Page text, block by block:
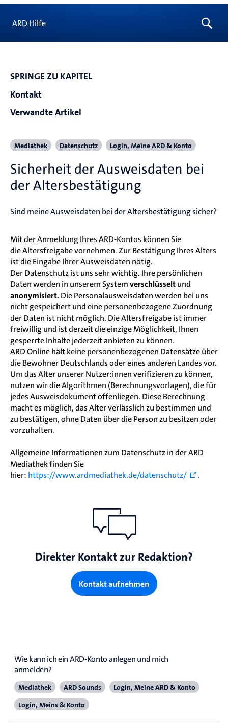
ARD Hilfe
SPRINGE ZU KAPITEL
Kontakt
Verwandte Artikel
Mediathek Datenschutz Login, Meine ARD & Konto
Sicherheit der Ausweisdaten bei
der Altersbestätigung
Sind meine Ausweisdaten bei der Altersbestätigung sicher?
Mit der Anmeldung Ihres ARD-Kontos können Sie
die Altersfreigabe vornehmen. Zur Bestätigung Ihres Alters
ist die Eingabe Ihrer Ausweisdaten nötig.
Der Datenschutz ist uns sehr wichtig. Ihre persönlichen
Daten werden in unserem System verschlüsselt und
anonymisiert. Die Personalausweisdaten werden bei uns
nicht gespeichert und eine personenbezogene Zuordnung
der Daten ist nicht möglich. Die Altersfreigabe ist immer
freiwillig und ist derzeit die einzige Möglichkeit, Ihnen
gesperrte Inhalte jederzeit anbieten zu können.
ARD Online hält keine personenbezogenen Datensätze über
die Bewohner Deutschlands oder eines anderen Landes vor.
Um das Alter unserer Nutzer:innen verifizieren zu können,
nutzen wir die Algorithmen (Berechnungsvorlagen), die für
jedes Ausweisdokument offenliegen. Diese Berechnung
macht es möglich, das Alter verlässlich zu bestimmen und
zu bestätigen, ohne Daten über die Person zu besitzen oder
vorzuhalten.
Allgemeine Informationen zum Datenschutz in der ARD
Mediathek finden Sie
hier: https://www.ardmediathek.de/datenschutz/ .
Direkter Kontakt zur Redaktion?
Kontakt aufnehmen
Wie kann ich ein ARD-Konto anlegen und mich
anmelden?
Mediathek ARD Sounds
Login, Meine ARD & Konto
Login, Meins & Konto